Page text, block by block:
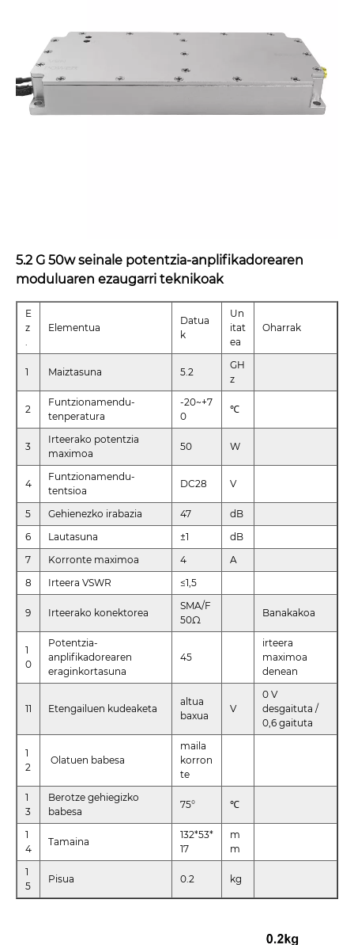
5.2 G 50w seinale potentzia-anplifikadorearen
moduluaren ezaugarri teknikoak
E
z
Elementua
Datua
k
Un
itat
ea
Oharrak
1 Maiztasuna 5.2
GH
z
2
Funtzionamendu-
tenperatura
-20~+7
0
℃
3
Irteerako potentzia
maximoa
50 W
4
Funtzionamendu-
tentsioa
DC28 V
5 Gehienezko irabazia 47
dB
6
Lautasuna ±1
dB
7
Korronte maximoa 4
A
8
Irteera VSWR ≤1,5
9 Irteerako konektorea
SMA/F
50Ω
Banakakoa
1
0
Potentzia-
anplifikadorearen
eraginkortasuna
45
irteera
maximoa
denean
11 Etengailuen kudeaketa
altua
baxua
V
0 V
desgaituta /
0,6 gaituta
1
2
Olatuen babesa
maila
korron
te
1
3
Berotze gehiegizko
babesa
75° ℃
1
4
Tamaina
132*53*
17
m
m
1
5
Pisua 0.2 kg